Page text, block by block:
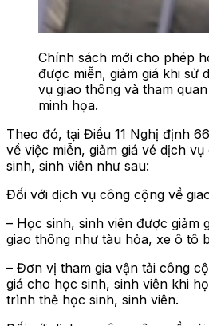
Chính sách mới cho phép
được miễn, giảm giá khi sử
vụ giao thông và tham quan
minh họa.
Theo đó, tại Điều 11 Nghị định
về việc miễn, giảm giá vé dịch vụ
sinh, sinh viên như sau:
Đối với dịch vụ công cộng về giao
– Học sinh, sinh viên được giảm
giao thông như tàu hỏa, xe ô tô
– Đơn vị tham gia vận tải công
giá cho học sinh, sinh viên khi
trình thẻ học sinh, sinh viên.